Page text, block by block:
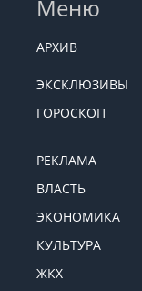
Меню
АРХИВ
ЭКСКЛЮЗИВЫ
ГОРОСКОП
РЕКЛАМА
ВЛАСТЬ
ЭКОНОМИКА
КУЛЬТУРА
ЖКХ